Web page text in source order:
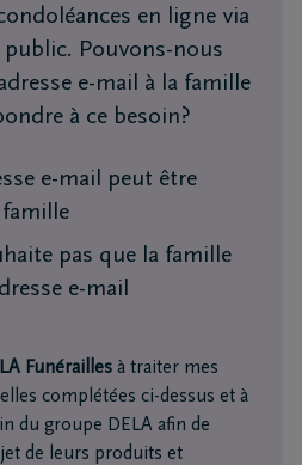
en ligne via
Pouvons-nous
e-mail à la famille
à ce besoin?
e-mail peut être
pas que la famille
e-mail
Funérailles à traiter mes
complétées ci-dessus et à
du groupe DELA afin de
de leurs produits et